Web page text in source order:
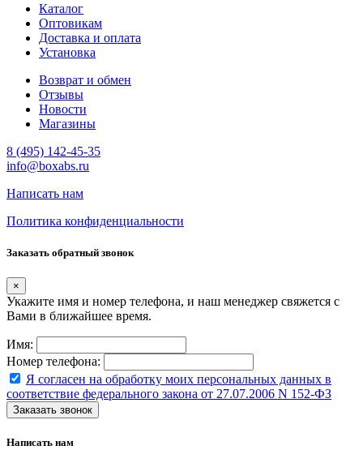
Каталог
Оптовикам
Доставка и оплата
Установка
Возврат и обмен
Отзывы
Новости
Магазины
8 (495) 142-45-35
info@boxabs.ru
Написать нам
Политика конфиденциальности
Заказать обратный звонок
×
Укажите имя и номер телефона, и наш менеджер свяжется с
Вами в ближайшее время.
Имя:
Номер телефона:
Я согласен на обработку моих персональных данных в
соответствие федерального закона от 27.07.2006 N 152-ФЗ
Заказать звонок
Написать нам